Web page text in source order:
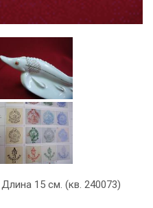
15 см. (кв. 240073)